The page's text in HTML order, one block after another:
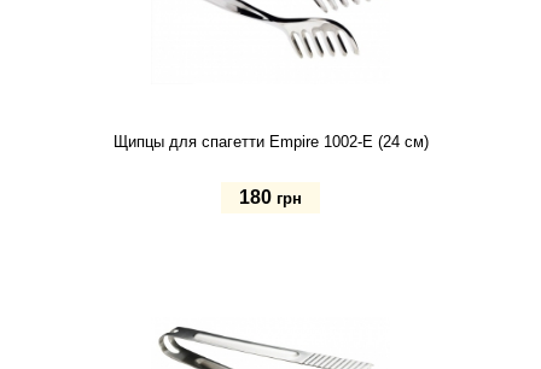
Щипцы для спагетти Empire 1002-E (24 см)
180 грн